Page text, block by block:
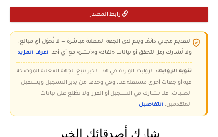
رابط المصدر
التقديم مجاني دائمًا ويتم لدى الجهة المعلنة مباشرة — لا تُحوّل أي مبالغ،
ولا تُشارك رمز التحقق أو بيانات «نفاذ» و«أبشر» مع أي أحد. اعرف المزيد
تنويه الروابط: الروابط الواردة في هذا الخبر تتبع الجهة المعلنة الموضحة
فيه أو جهات أخرى مستقلة عنا، وهي وحدها من يدير التسجيل ويستقبل
الطلبات؛ فلا نشارك في التسجيل أو الفرز، ولا نطّلع على بيانات
المتقدمين. التفاصيل
شارك أصدقائك الخبر